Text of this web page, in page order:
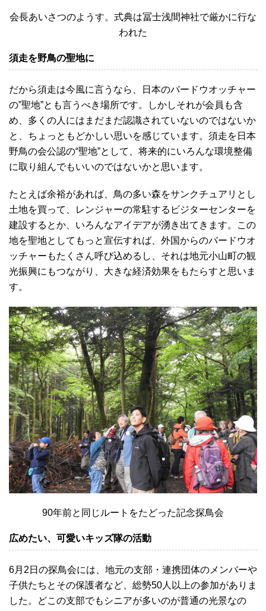
会長あいさつのようす。式典は冨士浅間神社で厳かに行な
われた
須走を野鳥の聖地に
だから須走は今風に言うなら、日本のバードウオッチャー
の”聖地”とも言うべき場所です。しかしそれが会員も含
め、多くの人にはまだまだ認識されていないのではないか
と、ちょっともどかしい思いを感じています。須走を日本
野鳥の会公認の“聖地”として、将来的にいろんな環境整備
に取り組んでもいいのではないかと思います。
たとえば余裕があれば、鳥の多い森をサンクチュアリとし
土地を買って、レンジャーの常駐するビジターセンターを
建設するとか、いろんなアイデアが湧き出てきます。この
地を聖地としてもっと宣伝すれば、外国からのバードウオ
ッチャーもたくさん呼び込めるし、それは地元小山町の観
光振興にもつながり、大きな経済効果をもたらすと思いま
す。
90年前と同じルートをたどった記念探鳥会
広めたい、可愛いキッズ隊の活動
6月2日の探鳥会には、地元の支部・連携団体のメンバーや
子供たちとその保護者など、総勢50人以上の参加がありま
した。どこの支部でもシニアが多いのが普通の光景なの